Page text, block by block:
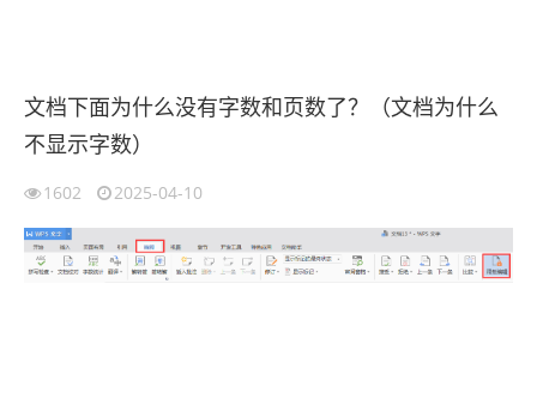
文档下面为什么没有字数和页数了？（文档为什么
不显示字数）
1602 2025-04-10